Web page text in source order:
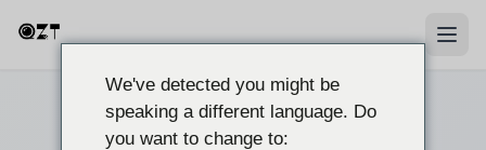
We've detected you might be
speaking a different language. Do
you want to change to: